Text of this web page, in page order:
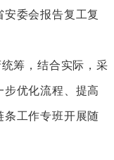
委会报告复工复
筹，结合实际，采
优化流程、提高
条工作专班开展随